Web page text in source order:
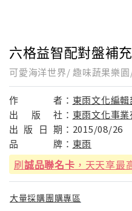
六格益智配對盤補
可愛海洋世界/ 趣味蔬果樂
作 者： 東雨文化編輯
出
版 社： 東雨文化事
出 版 日 期： 2015/08/26
品
牌： 東雨
刷誠品聯名卡 ，天天享最
大量採購團購專區